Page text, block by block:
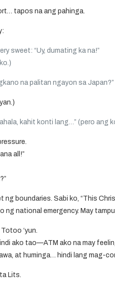
tapos na ang pahinga.
sweet: “Uy, dumating ka na!”
)
na palitan ngayon sa Japan?”
.)
kahit konti lang…” (pero ang
.
all!”
ng boundaries. Sabi ko, “This
ng national emergency. May
‘yun.
ako tao—ATM ako na may
at huminga… hindi lang mag-
Lits.